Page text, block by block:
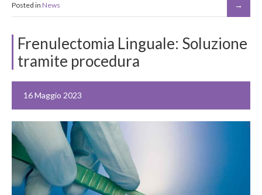
Posted in News
Frenulectomia Linguale: Soluzione
tramite procedura
16 Maggio 2023